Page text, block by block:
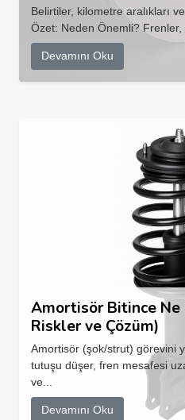
Belirtiler, kilometre aralıkları
Özet: Neden Önemli? Frenler,
Devamını Oku
Amortisör Bitince
Riskler ve Çözüm)
Amortisör (şok/strut) görevini
tutuşu düşer, fren mesafesi
ve...
Devamını Oku